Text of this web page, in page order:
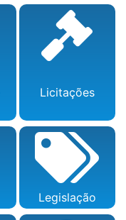
Licitações
Legislação